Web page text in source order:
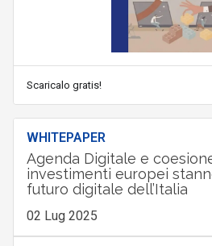
Scaricalo gratis!
WHITEPAPER
Agenda Digitale e
investimenti europei
futuro digitale dell’Italia
02 Lug 2025